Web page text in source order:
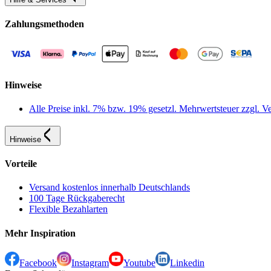
Zahlungsmethoden
Hinweise
Alle Preise inkl. 7% bzw. 19% gesetzl. Mehrwertsteuer zzgl.
Hinweise
Vorteile
Versand kostenlos innerhalb Deutschlands
100 Tage Rückgaberecht
Flexible Bezahlarten
Mehr Inspiration
Facebook Instagram Youtube
Linkedin